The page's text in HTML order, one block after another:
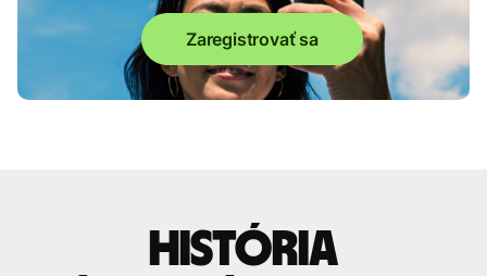
Zaregistrovať sa
História